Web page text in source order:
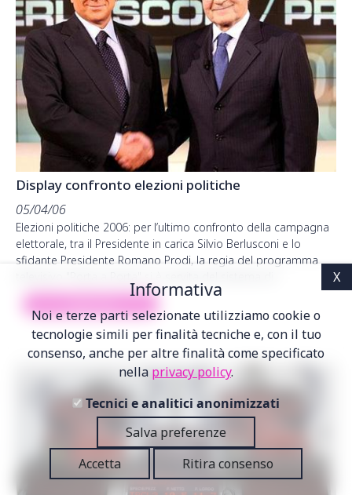
Display confronto elezioni politiche
05/04/06
Elezioni politiche 2006: per l’ultimo confronto della campagna
elettorale, tra il Presidente in carica Silvio Berlusconi e lo
sfidante Presidente Romano Prodi, la regia del programma
Informativa
Noi e terze parti selezionate utilizziamo cookie o
tecnologie simili per finalità tecniche e, con il tuo
consenso, anche per altre finalità come specificato
nella privacy policy.
Tecnici e analitici anonimizzati
Salva preferenze
Accetta
Ritira consenso